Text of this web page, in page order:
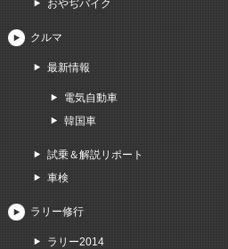
おやぢバイク
クルマ
最新情報
電気自動車
韓国車
試乗＆解説リポート
車検
ラリー修行
ラリー2014